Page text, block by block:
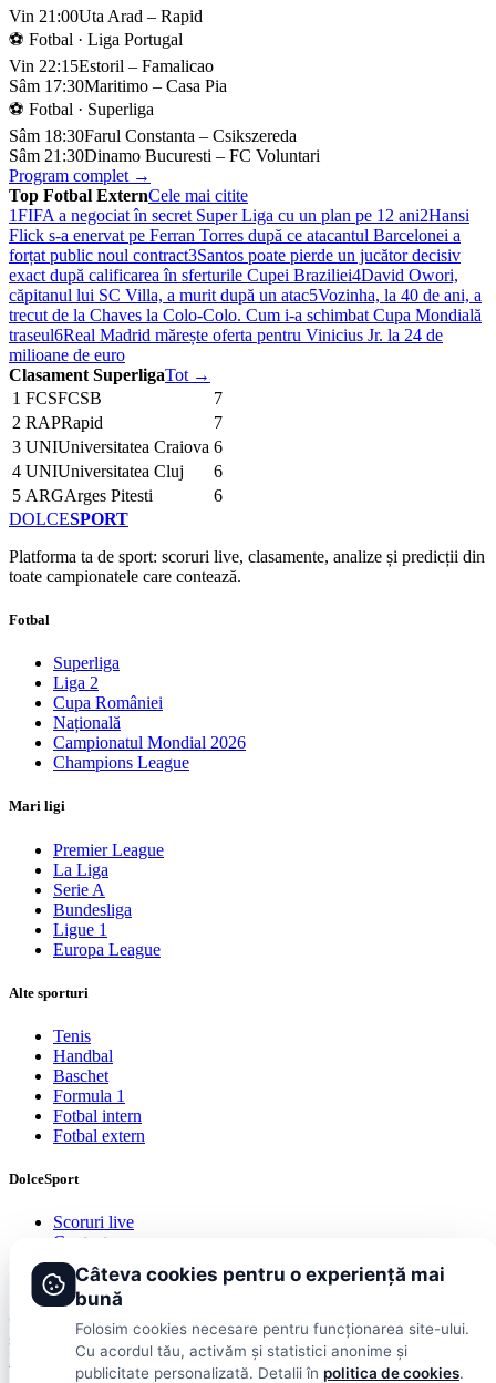
Vin 21:00Uta Arad – Rapid
⚽ Fotbal · Liga Portugal
Vin 22:15Estoril – Famalicao
Sâm 17:30Maritimo – Casa Pia
⚽ Fotbal · Superliga
Sâm 18:30Farul Constanta – Csikszereda
Sâm 21:30Dinamo Bucuresti – FC Voluntari
Program complet →
Top Fotbal ExternCele mai citite
1FIFA a negociat în secret Super Liga cu un plan pe 12 ani2Hansi
Flick s-a enervat pe Ferran Torres după ce atacantul Barcelonei a
forțat public noul contract3Santos poate pierde un jucător decisiv
exact după calificarea în sferturile Cupei Braziliei4David Owori,
căpitanul lui SC Villa, a murit după un atac5Vozinha, la 40 de ani, a
trecut de la Chaves la Colo-Colo. Cum i-a schimbat Cupa Mondială
traseul6Real Madrid mărește oferta pentru Vinicius Jr. la 24 de
milioane de euro
Clasament SuperligaTot →
1 FCSFCSB
7
2 RAPRapid
7
3 UNIUniversitatea Craiova 6
4 UNIUniversitatea Cluj
6
5 ARGArges Pitesti
6
DOLCESPORT
Platforma ta de sport: scoruri live, clasamente, analize și predicții din
toate campionatele care contează.
Fotbal
Superliga
Liga 2
Cupa României
Națională
Campionatul Mondial 2026
Champions League
Mari ligi
Premier League
La Liga
Serie A
Bundesliga
Ligue 1
Europa League
Alte sporturi
Tenis
Handbal
Baschet
Formula 1
Fotbal intern
Fotbal extern
DolceSport
Scoruri live
Contact
Publicitate
Termeni și condiții
© 2026 DolceSport. Toate drepturile rezervate.
Scoruri, clasamente
și analize din toate competițiile
Fotbal intern Fotbal extern Scoruri live
Câteva cookies pentru o experiență mai
bună
Folosim cookies necesare pentru funcționarea site-ului.
Cu acordul tău, activăm și statistici anonime și
publicitate personalizată. Detalii în politica de cookies.